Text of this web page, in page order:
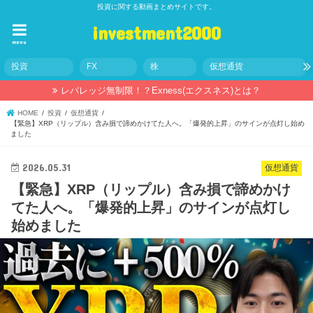
投資に関する動画まとめサイトです。
investment2000
menu
投資 FX 株 仮想通貨
レバレッジ無制限！？Exness(エクスネス)とは？
HOME 投資
仮想通貨
【緊急】XRP（リップル）含み損で諦めかけてた人へ。「爆発的上昇」のサインが点灯し始め
ました
仮想通貨
2026.05.31
【緊急】XRP（リップル）含み損で諦めかけ
てた人へ。「爆発的上昇」のサインが点灯し
始めました